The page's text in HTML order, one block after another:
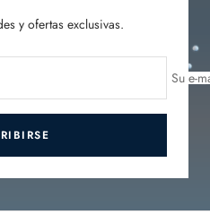
y ofertas exclusivas.
Su e-